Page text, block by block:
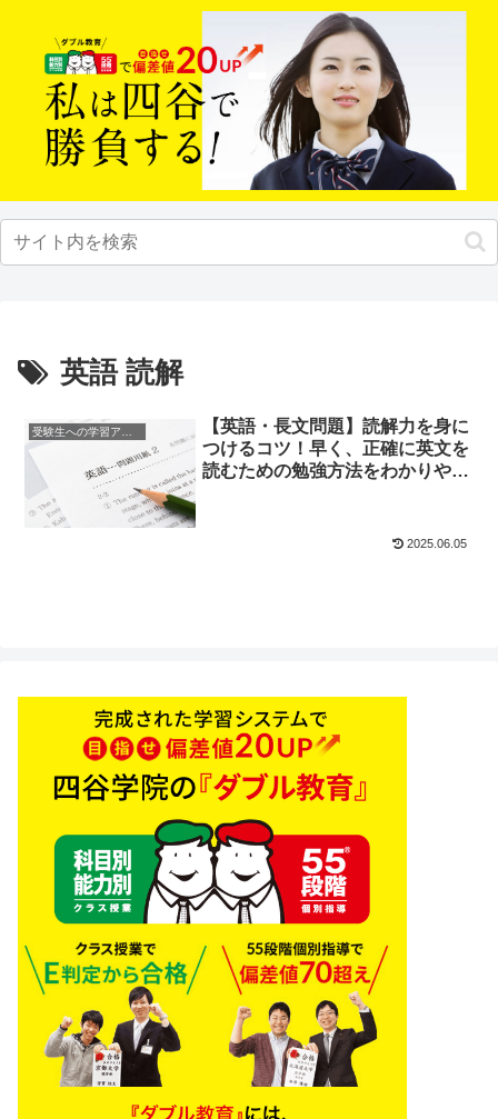
英語 読解
【英語・長文問題】読解力を身に
つけるコツ！早く、正確に英文を
読むための勉強方法をわかりやす
2025.06.05